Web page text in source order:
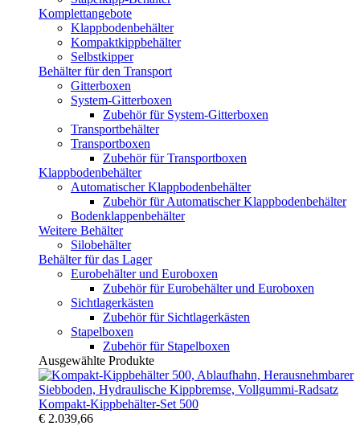
Komplettangebote
Klappbodenbehälter
Kompaktkippbehälter
Selbstkipper
Behälter für den Transport
Gitterboxen
System-Gitterboxen
Zubehör für System-Gitterboxen
Transportbehälter
Transportboxen
Zubehör für Transportboxen
Klappbodenbehälter
Automatischer Klappbodenbehälter
Zubehör für Automatischer Klappbodenbehälter
Bodenklappenbehälter
Weitere Behälter
Silobehälter
Behälter für das Lager
Eurobehälter und Euroboxen
Zubehör für Eurobehälter und Euroboxen
Sichtlagerkästen
Zubehör für Sichtlagerkästen
Stapelboxen
Zubehör für Stapelboxen
Ausgewählte Produkte
Kompakt-Kippbehälter-Set 500
€ 2.039,66